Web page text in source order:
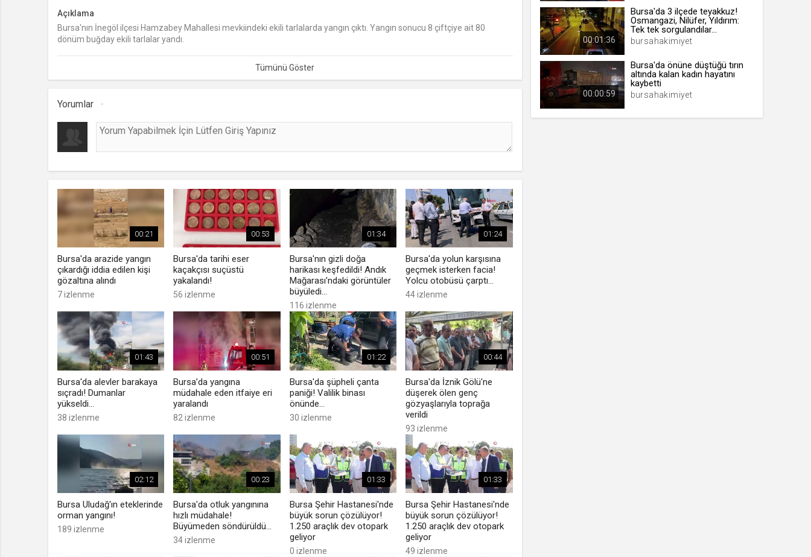
Açıklama
Bursa'nın İnegöl ilçesi Hamzabey Mahallesi mevkiindeki ekili tarlalarda yangın çıktı. Yangın sonucu 8 çiftçiye ait 80
dönüm buğday ekili tarlalar yandı.
Yorumlar
00:21
Bursa'da arazide yangın
çıkardığı iddia edilen kişi
gözaltına alındı
7 izlenme
00:53
Bursa'da tarihi eser
kaçakçısı suçüstü
yakalandı!
56 izlenme
01:34
Bursa'nın gizli doğa
harikası keşfedildi! Andık
Mağarası'ndaki görüntüler
büyüledi...
116 izlenme
01:24
Bursa'da yolun karşısına
geçmek isterken facia!
Yolcu otobüsü çarptı...
44 izlenme
01:43
Bursa'da alevler barakaya
sıçradı! Dumanlar
yükseldi...
38 izlenme
00:51
Bursa’da yangına
müdahale eden itfaiye eri
yaralandı
82 izlenme
01:22
Bursa'da şüpheli çanta
paniği! Valilik binası
önünde...
30 izlenme
00:44
Bursa'da İznik Gölü'ne
düşerek ölen genç
gözyaşlarıyla toprağa
verildi
93 izlenme
02:12
Bursa Uludağ'ın eteklerinde
orman yangını!
189 izlenme
00:23
Bursa'da otluk yangınına
hızlı müdahale!
Büyümeden söndürüldü...
34 izlenme
01:33
Bursa Şehir Hastanesi'nde
büyük sorun çözülüyor!
1.250 araçlık dev otopark
geliyor
0 izlenme
01:33
Bursa Şehir Hastanesi'nde
büyük sorun çözülüyor!
1.250 araçlık dev otopark
geliyor
49 izlenme
00:01:36
Bursa'da 3 ilçede teyakkuz!
Osmangazi, Nilüfer, Yıldırım:
Tek tek sorgulandılar...
bursahakimiyet
00:00:59
Bursa'da önüne düştüğü tırın
altında kalan kadın hayatını
kaybetti
bursahakimiyet